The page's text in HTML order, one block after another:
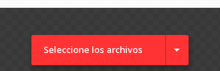
Seleccione los archivos